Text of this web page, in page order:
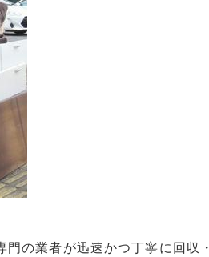
の業者が迅速かつ丁寧に回収・